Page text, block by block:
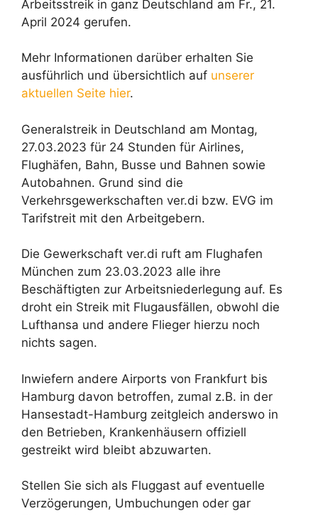
Arbeitsstreik in ganz Deutschland am Fr., 21.
April 2024 gerufen.
Mehr Informationen darüber erhalten Sie
ausführlich und übersichtlich auf unserer
aktuellen Seite hier.
Generalstreik in Deutschland am Montag,
27.03.2023 für 24 Stunden für Airlines,
Flughäfen, Bahn, Busse und Bahnen sowie
Autobahnen. Grund sind die
Verkehrsgewerkschaften ver.di bzw. EVG im
Tarifstreit mit den Arbeitgebern.
Die Gewerkschaft ver.di ruft am Flughafen
München zum 23.03.2023 alle ihre
Beschäftigten zur Arbeitsniederlegung auf. Es
droht ein Streik mit Flugausfällen, obwohl die
Lufthansa und andere Flieger hierzu noch
nichts sagen.
Inwiefern andere Airports von Frankfurt bis
Hamburg davon betroffen, zumal z.B. in der
Hansestadt-Hamburg zeitgleich anderswo in
den Betrieben, Krankenhäusern offiziell
gestreikt wird bleibt abzuwarten.
Stellen Sie sich als Fluggast auf eventuelle
Verzögerungen, Umbuchungen oder gar